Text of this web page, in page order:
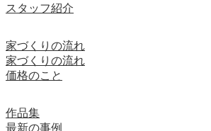
スタッフ紹介
家づくりの流れ
家づくりの流れ
価格のこと
作品集
最新の事例